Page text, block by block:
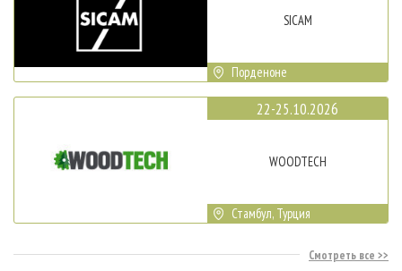
SICAM
Порденоне
22-25.10.2026
WOODTECH
Стамбул, Турция
Смотреть все